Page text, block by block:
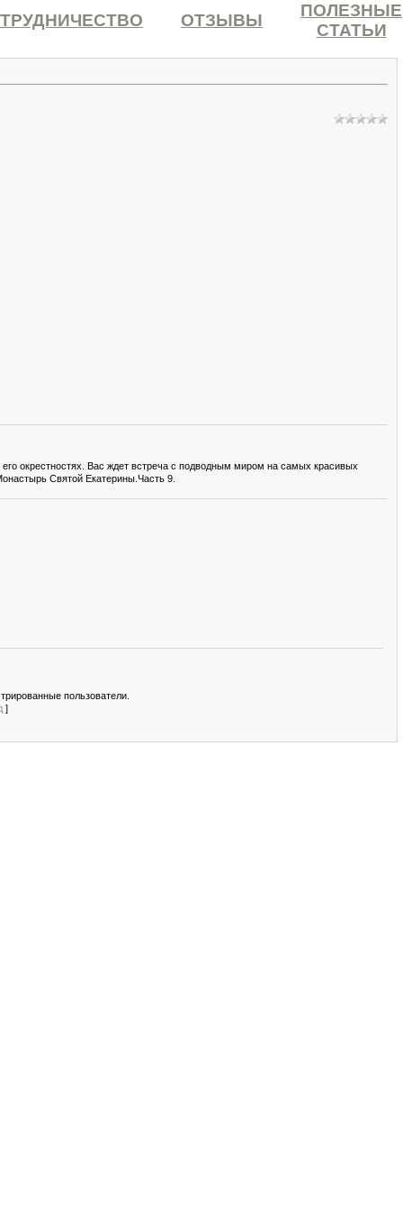
ОТЗЫВЫ
ПОЛЕЗНЫЕ
СТАТЬИ
окрестностях. Вас ждет встреча с подводным миром на самых красивых
Святой Екатерины.Часть 9.
пользователи.
]